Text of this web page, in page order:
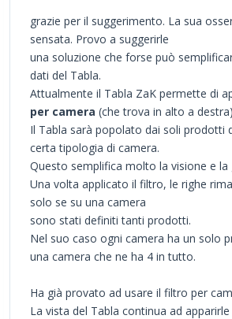
grazie per il suggerimento. La sua
sensata. Provo a suggerirle
una soluzione che forse può
dati del Tabla.
Attualmente il Tabla ZaK permette di
per camera (che trova in alto a
Il Tabla sarà popolato dai soli prodotti
certa tipologia di camera.
Questo semplifica molto la visione e la
Una volta applicato il filtro, le righe
solo se su una camera
sono stati definiti tanti prodotti.
Nel suo caso ogni camera ha un solo
una camera che ne ha 4 in tutto.
Ha già provato ad usare il filtro per
La vista del Tabla continua ad